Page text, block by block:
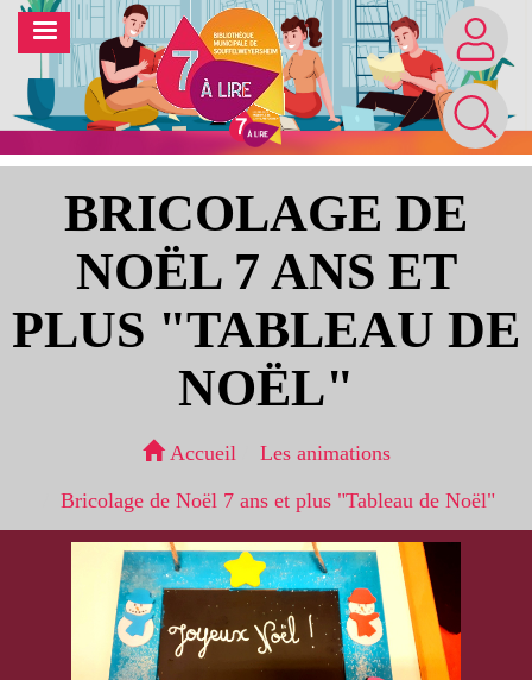
Aller
contenu
principal
MENU
BRICOLAGE DE
NOËL 7 ANS ET
PLUS "TABLEAU DE
NOËL"
Accueil
Les animations
Bricolage de Noël 7 ans et plus "Tableau de Noël"